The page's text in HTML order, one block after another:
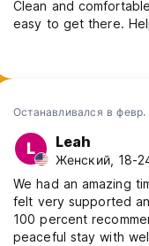
Clean and
easy to get there.
Останавливался в февр.
L Leah
Женский, 18-
We had an amazing
felt very supported
100 percent
peaceful stay with